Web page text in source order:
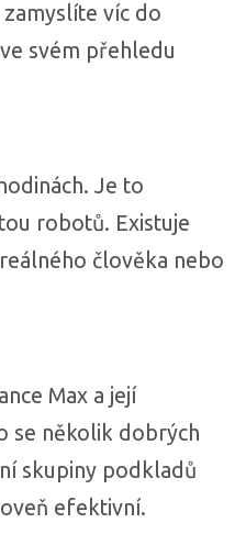
víc do
svém přehledu
Je to
robotů. Existuje
člověka nebo
Max a její
se několik dobrých
skupiny podkladů
efektivní.